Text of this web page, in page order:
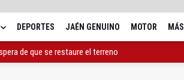
DEPORTES JAÉN GENUINO MOTOR MÁS
de que se restaure el terreno
el 12 de agosto por el eclipse